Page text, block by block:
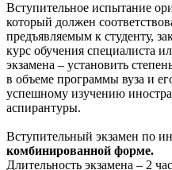
Вступительное испытание
который должен
предъявляемым к студенту,
курс обучения специалиста
экзамена – установить
в объеме программы вуза и
успешному изуче­нию
аспирантуры.
Вступительный экзамен по
комбинированной форме.
Длительность экзамена – 2